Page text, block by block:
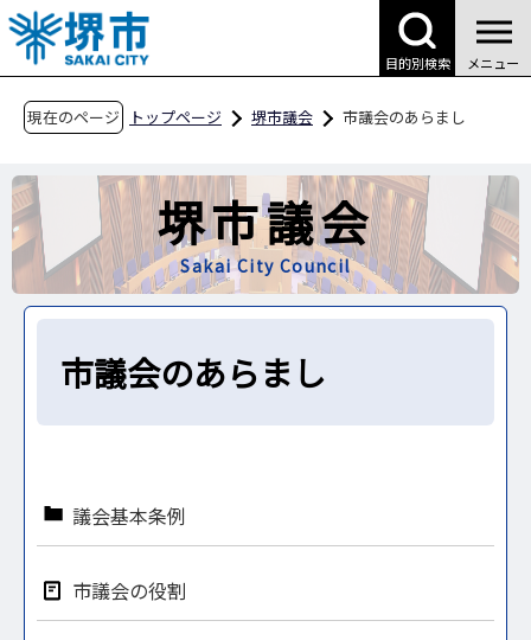
こ
の
ペ
の
先
頭
で
す
目的別検索 メニュー
現在のページ トップページ 堺市議会 市議会のあらまし
堺市議会
Sakai City Council
市議会のあらまし
議会基本条例
市議会の役割